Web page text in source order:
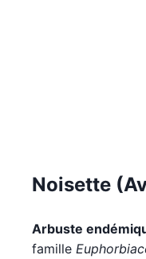
Noisette
Arbuste
famille